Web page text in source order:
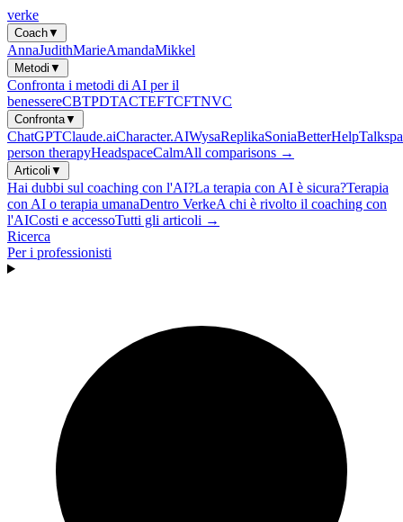
verke
Coach▼
AnnaJudithMarieAmandaMikkel
Metodi ▼
Confronta i metodi di AI per il
benessereCBTPDTACTEFTCFTNVC
Confronta▼
ChatGPTClaude.aiCharacter.AIWysaReplikaSoniaBetterHelp
person therapyHeadspaceCalmAll comparisons →
Articoli ▼
Hai dubbi sul coaching con l'AI?La terapia con AI è sicura?Terapia
con AI o terapia umanaDentro VerkeA chi è rivolto il coaching con
l'AICosti e accessoTutti gli articoli →
Ricerca
Per i professionisti